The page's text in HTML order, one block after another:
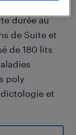
durée au
de Suite et
de 180 lits
poly
et